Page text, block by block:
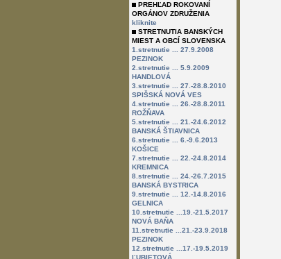
PREHĽAD ROKOVANÍ
ORGÁNOV ZDRUŽENIA
kliknite
STRETNUTIA BANSKÝCH
MIEST A OBCÍ SLOVENSKA
1.stretnutie ... 27.9.2008
PEZINOK
2.stretnutie ... 5.9.2009
HANDLOVÁ
3.stretnutie ... 27.-28.8.2010
SPIŠSKÁ NOVÁ VES
4.stretnutie ... 26.-28.8.2011
ROŽŇAVA
5.stretnutie ... 21.-24.6.2012
BANSKÁ ŠTIAVNICA
6.stretnutie ... 6.-9.6.2013
KOŠICE
7.stretnutie ... 22.-24.8.2014
KREMNICA
8.stretnutie ... 24.-26.7.2015
BANSKÁ BYSTRICA
9.stretnutie ... 12.-14.8.2016
GELNICA
10.stretnutie ...19.-21.5.2017
NOVÁ BAŇA
11.stretnutie ...21.-23.9.2018
PEZINOK
12.stretnutie ...17.-19.5.2019
ĽUBIETOVÁ